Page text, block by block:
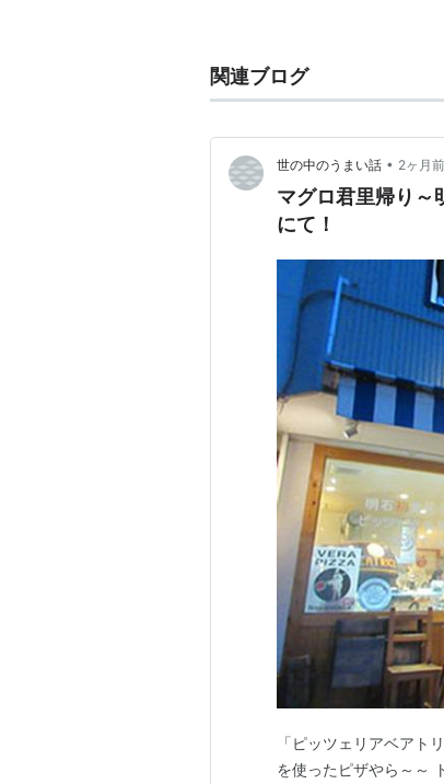
関連ブログ
世の中のうまい話 • 2ヶ月前
マグロ君里帰り～
にて！
「ピッツェリアベアト
を使ったピザやら～～